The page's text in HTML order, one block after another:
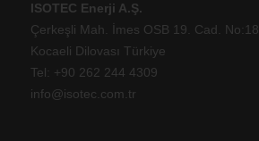
ISOTEC Enerji A.Ş.
Çerkeşli Mah. İmes OSB 19. Cad. No:18
Kocaeli Dilovası Türkiye
Tel: +90 262 244 4309
info@isotec.com.tr